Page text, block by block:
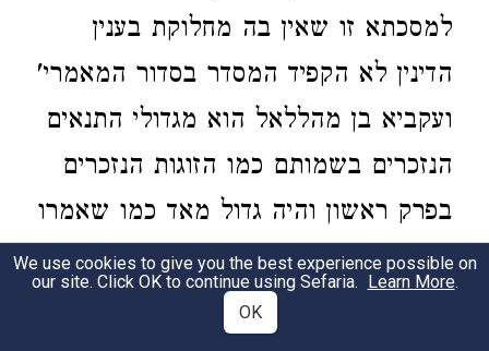
למסכתא זו שאין בה מחלוקת בענין
הדינין לא הקפיד המסדר בסדור המאמרי'
ועקביא בן מהללאל הוא מגדולי התנאים
הנזכרים בשמותם כמו הזוגות הנזכרים
בפרק ראשון והיה גדול מאד כמו שאמרו
במשנת עדיות והביאוהבפסחים פרק
ובברכות פרק מי שמתו
We use cookies to give you the best experience possible on
our site. Click OK to continue using Sefaria. Learn More.
OK